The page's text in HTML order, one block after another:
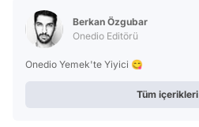
Berkan Özgubar
Onedio Editörü
Onedio Yemek'te Yiyici 😋
Tüm içerikleri